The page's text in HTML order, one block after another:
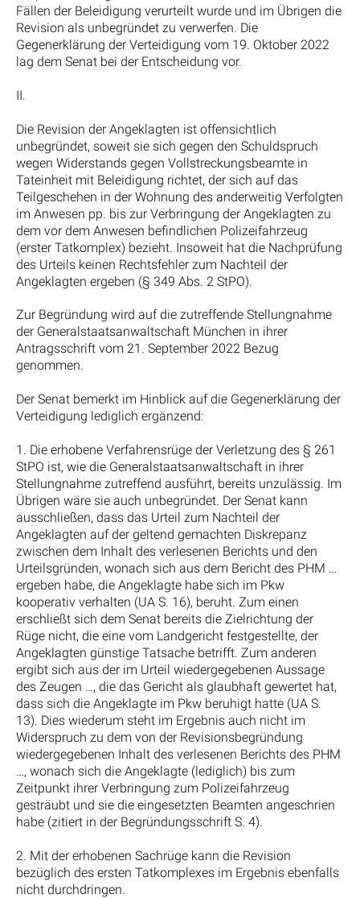
Fällen der Beleidigung verurteilt wurde und im Übrigen die
Revision als unbegründet zu verwerfen. Die
Gegenerklärung der Verteidigung vom 19. Oktober 2022
lag dem Senat bei der Entscheidung vor.
II.
Die Revision der Angeklagten ist offensichtlich
unbegründet, soweit sie sich gegen den Schuldspruch
wegen Widerstands gegen Vollstreckungsbeamte in
Tateinheit mit Beleidigung richtet, der sich auf das
Teilgeschehen in der Wohnung des anderweitig Verfolgten
im Anwesen pp. bis zur Verbringung der Angeklagten zu
dem vor dem Anwesen befindlichen Polizeifahrzeug
(erster Tatkomplex) bezieht. Insoweit hat die Nachprüfung
des Urteils keinen Rechtsfehler zum Nachteil der
Angeklagten ergeben (§ 349 Abs. 2 StPO).
Zur Begründung wird auf die zutreffende Stellungnahme
der Generalstaatsanwaltschaft München in ihrer
Antragsschrift vom 21. September 2022 Bezug
genommen.
Der Senat bemerkt im Hinblick auf die Gegenerklärung der
Verteidigung lediglich ergänzend:
1. Die erhobene Verfahrensrüge der Verletzung des § 261
StPO ist, wie die Generalstaatsanwaltschaft in ihrer
Stellungnahme zutreffend ausführt, bereits unzulässig. Im
Übrigen wäre sie auch unbegründet. Der Senat kann
ausschließen, dass das Urteil zum Nachteil der
Angeklagten auf der geltend gemachten Diskrepanz
zwischen dem Inhalt des verlesenen Berichts und den
Urteilsgründen, wonach sich aus dem Bericht des PHM …
ergeben habe, die Angeklagte habe sich im Pkw
kooperativ verhalten (UA S. 16), beruht. Zum einen
erschließt sich dem Senat bereits die Zielrichtung der
Rüge nicht, die eine vom Landgericht festgestellte, der
Angeklagten günstige Tatsache betrifft. Zum anderen
ergibt sich aus der im Urteil wiedergegebenen Aussage
des Zeugen …, die das Gericht als glaubhaft gewertet hat,
dass sich die Angeklagte im Pkw beruhigt hatte (UA S.
13). Dies wiederum steht im Ergebnis auch nicht im
Widerspruch zu dem von der Revisionsbegründung
wiedergegebenen Inhalt des verlesenen Berichts des PHM
…, wonach sich die Angeklagte (lediglich) bis zum
Zeitpunkt ihrer Verbringung zum Polizeifahrzeug
gesträubt und sie die eingesetzten Beamten angeschrien
habe (zitiert in der Begründungsschrift S. 4).
2. Mit der erhobenen Sachrüge kann die Revision
bezüglich des ersten Tatkomplexes im Ergebnis ebenfalls
nicht durchdringen.